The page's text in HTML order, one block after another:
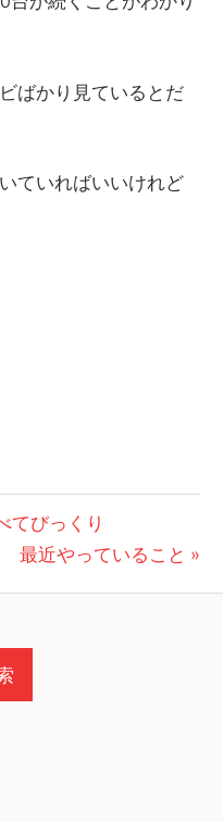
ばかり見ているとだ
ていればいいけれど
てびっくり
次
稿:
最近やっていること